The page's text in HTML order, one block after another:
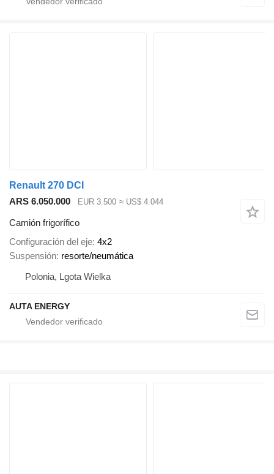
Renault 270 DCI
ARS 6.050.000
EUR 3.500 ≈ US$ 4.044
Camión frigorífico
Configuración del eje 4x2
Suspensión resorte/neumática
Polonia, Lgota Wielka
AUTA ENERGY